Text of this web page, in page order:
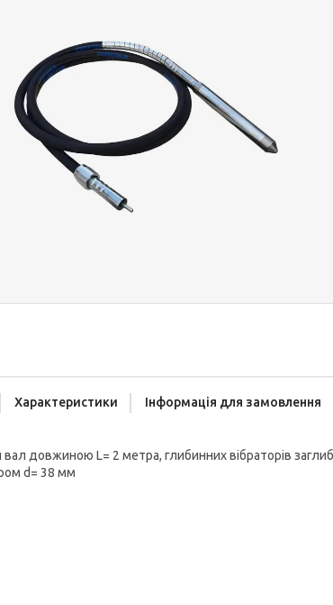
Характеристики Інформація для замовлення
вал довжиною L= 2 метра, глибинних вібраторів
d= 38 мм